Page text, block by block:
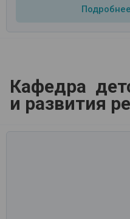
Подробнее
Кафедра
и развития